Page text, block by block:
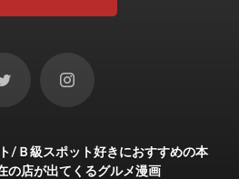
/Ｂ級スポット好きにおすすめの本
の店が出てくるグルメ漫画